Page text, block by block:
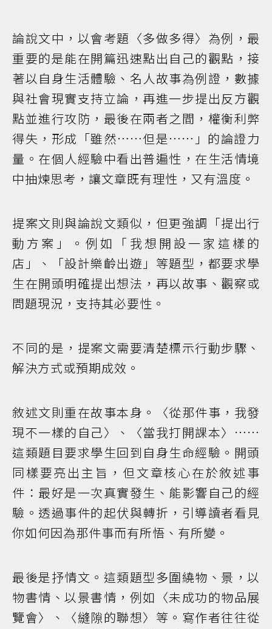
論說文中，以會考題〈多做多得〉為例，最
重要的是能在開篇迅速點出自己的觀點，接
著以自身生活體驗、名人故事為例證，數據
與社會現實支持立論，再進一步提出反方觀
點並進行攻防，最後在兩者之間，權衡利弊
得失，形成「雖然……但是……」的論證力
量。在個人經驗中看出普遍性，在生活情境
中抽煉思考，讓文章既有理性，又有溫度。
提案文則與論說文類似，但更強調「提出行
動方案」。例如「我想開設一家這樣的
店」、「設計樂齡出遊」等題型，都要求學
生在開頭明確提出想法，再以故事、觀察或
問題現況，支持其必要性。
不同的是，提案文需要清楚標示行動步驟、
解決方式或預期成效。
敘述文則重在故事本身。〈從那件事，我發
現不一樣的自己〉、〈當我打開課本〉……
這類題目要求學生回到自身生命經驗。開頭
同樣要亮出主旨，但文章核心在於敘述事
件：最好是一次真實發生、能影響自己的經
驗。透過事件的起伏與轉折，引導讀者看見
你如何因為那件事而有所悟、有所變。
最後是抒情文。這類題型多圍繞物、景，以
物書情、以景書情，例如〈未成功的物品展
覽會〉、〈縫隙的聯想〉等。寫作者往往從